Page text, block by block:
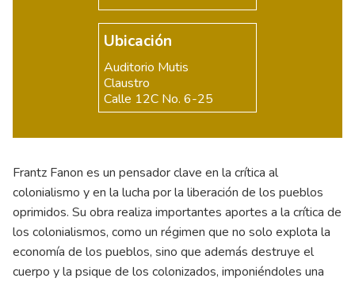
Ubicación
Auditorio Mutis
Claustro
Calle 12C No. 6-25
Frantz Fanon es un pensador clave en la crítica al
colonialismo y en la lucha por la liberación de los pueblos
oprimidos. Su obra realiza importantes aportes a la crítica de
los colonialismos, como un régimen que no solo explota la
economía de los pueblos, sino que además destruye el
cuerpo y la psique de los colonizados, imponiéndoles una